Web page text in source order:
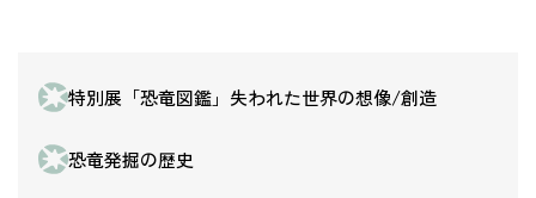
特別展「恐竜図鑑」失われた世界の想像/創造
恐竜発掘の歴史